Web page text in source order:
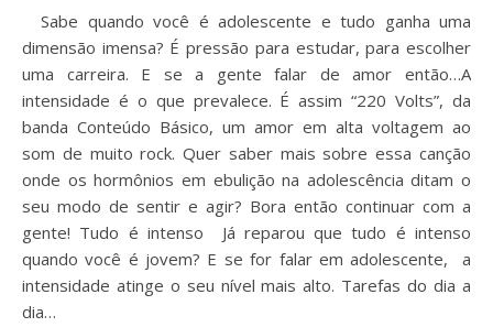
Sabe quando você é adolescente e tudo ganha uma
dimensão imensa? É pressão para estudar, para escolher
uma carreira. E se a gente falar de amor então…A
intensidade é o que prevalece. É assim “220 Volts”, da
banda Conteúdo Básico, um amor em alta voltagem ao
som de muito rock. Quer saber mais sobre essa canção
onde os hormônios em ebulição na adolescência ditam o
seu modo de sentir e agir? Bora então continuar com a
gente! Tudo é intenso Já reparou que tudo é intenso
quando você é jovem? E se for falar em adolescente, a
intensidade atinge o seu nível mais alto. Tarefas do dia a
dia…